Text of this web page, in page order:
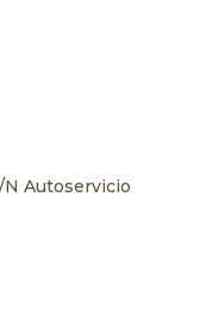
N Autoservicio